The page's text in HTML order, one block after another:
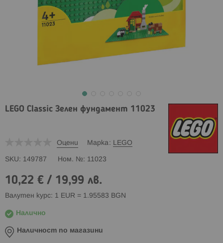
LEGO Classic Зелен фундамент 11023
Оцени Марка LEGO
SKU 149787 Ном. № 11023
10,22 € / 19,99 лв.
Валутен курс: 1 EUR = 1.95583 BGN
Налично
Наличност по магазини